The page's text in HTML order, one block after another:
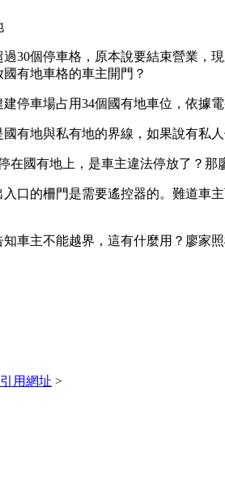
30個停車格，原本說要結束營業
有地車格的車主開門？
停車場占用34個國有地車位，依據
有地與私有地的界線，如果說有私
在國有地上，是車主違法停放了？那
口的柵門是需要遙控器的。難道車
車主不能越界，這有什麼用？廖家
引用網址 >